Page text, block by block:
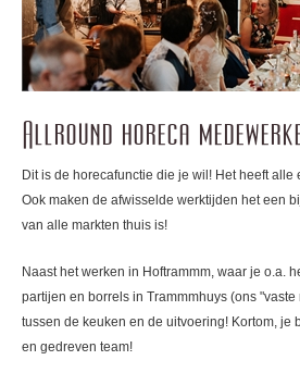
Allround horeca
Dit is de horecafunctie die je wil! Het heeft
Ook maken de afwisselde werktijden het een
van alle markten thuis is!
Naast het werken in Hoftrammm, waar je o.a.
partijen en borrels in Trammmhuys (ons
tussen de keuken en de uitvoering! Kortom,
en gedreven team!